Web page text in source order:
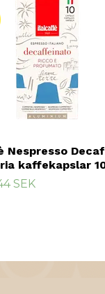
Nespresso Decaf
kaffekapslar
SEK